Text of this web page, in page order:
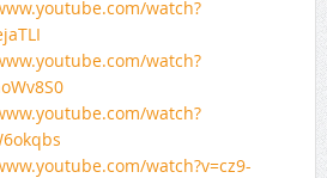
watch?
watch?
watch?
watch?v=cz9-